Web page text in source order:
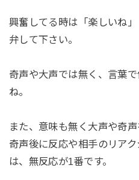
興奮してる時は「楽しいね
弁して下さい。
奇声や大声では無く、言葉
ね。
また、意味も無く大声や奇
奇声後に反応や相手のリア
は、無反応が1番です。